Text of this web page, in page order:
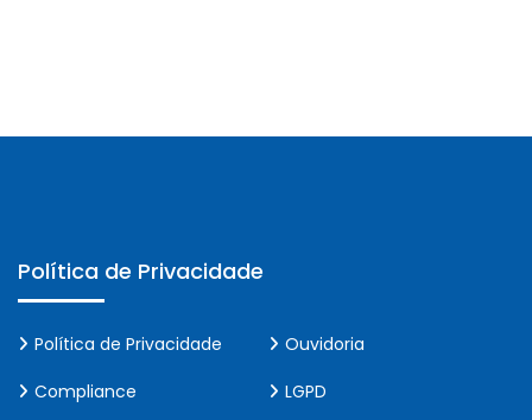
Política de Privacidade
Política de Privacidade
Ouvidoria
Compliance
LGPD